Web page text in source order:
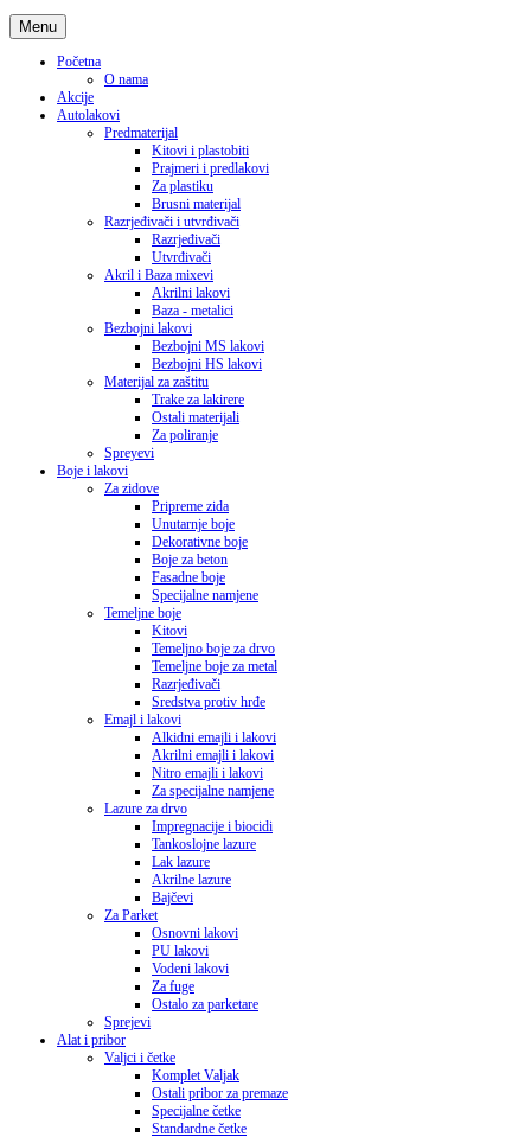
Menu
Početna
O nama
Akcije
Autolakovi
Predmaterijal
Kitovi i plastobiti
Prajmeri i predlakovi
Za plastiku
Brusni materijal
Razrjeđivači i utvrđivači
Razrjeđivači
Utvrđivači
Akril i Baza mixevi
Akrilni lakovi
Baza - metalici
Bezbojni lakovi
Bezbojni MS lakovi
Bezbojni HS lakovi
Materijal za zaštitu
Trake za lakirere
Ostali materijali
Za poliranje
Spreyevi
Boje i lakovi
Za zidove
Pripreme zida
Unutarnje boje
Dekorativne boje
Boje za beton
Fasadne boje
Specijalne namjene
Temeljne boje
Kitovi
Temeljno boje za drvo
Temeljne boje za metal
Razrjeđivači
Sredstva protiv hrđe
Emajl i lakovi
Alkidni emajli i lakovi
Akrilni emajli i lakovi
Nitro emajli i lakovi
Za specijalne namjene
Lazure za drvo
Impregnacije i biocidi
Tankoslojne lazure
Lak lazure
Akrilne lazure
Bajčevi
Za Parket
Osnovni lakovi
PU lakovi
Vodeni lakovi
Za fuge
Ostalo za parketare
Sprejevi
Alat i pribor
Valjci i četke
Komplet Valjak
Ostali pribor za premaze
Specijalne četke
Standardne četke